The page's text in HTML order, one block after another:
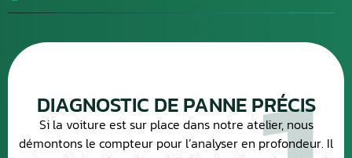
DIAGNOSTIC DE PANNE PRÉCIS
Si la voiture est sur place dans notre atelier, nous
démontons le compteur pour l’analyser en profondeur. Il